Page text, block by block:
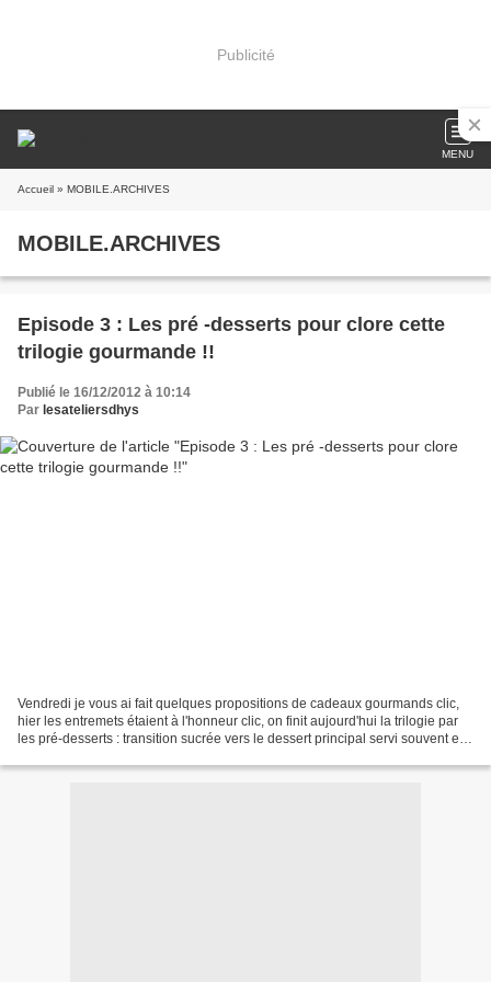
Publicité
MENU
Accueil » MOBILE.ARCHIVES
MOBILE.ARCHIVES
Episode 3 : Les pré -desserts pour clore cette
trilogie gourmande !!
Publié le 16/12/2012 à 10:14
Par lesateliersdhys
Vendredi je vous ai fait quelques propositions de cadeaux gourmands clic,
hier les entremets étaient à l'honneur clic, on finit aujourd'hui la trilogie par
les pré-desserts : transition sucrée vers le dessert principal servi souvent en